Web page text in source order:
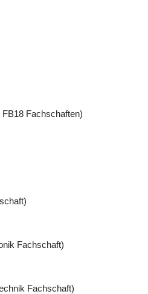
FB18 Fachschaften)
Fachschaft)
Fachschaft)